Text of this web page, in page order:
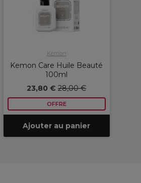
Kemon
Kemon Care Huile Beauté
100ml
23,80 € 28,00 €
OFFRE
Ajouter au panier